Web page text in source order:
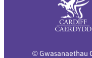
© Gwasanaethau